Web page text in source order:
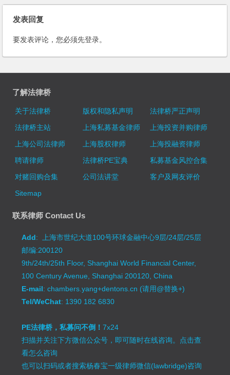
发表回复
要发表评论，您必须先登录。
了解法律桥
关于法律桥 版权和隐私声明
法律桥严正声明
法律桥主站
上海私募基金律师
上海投资并购律师
上海公司法律师
上海股权律师
上海投融资律师
聘请律师
法律桥PE宝典
私募基金风控合集
对赌回购合集
公司法讲堂
客户及网友评价
Sitemap
联系律师 Contact Us
Add: 上海市世纪大道100号环球金融中心9层/24层/25层
邮编:200120
9th/24th/25th Floor, Shanghai World Financial Center,
100 Century Avenue, Shanghai 200120, China
E-mail: chambers.yang+dentons.cn (请用@替换+)
Tel/WeChat: 1390 182 6830
PE法律桥，私募问不倒！7x24
扫描并关注下方微信公众号，即可随时在线咨询。 点击查
看怎么咨询
也可以扫码或者搜索杨春宝一级律师微信(lawbridge)咨询